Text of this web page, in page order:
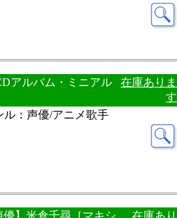
アルバム・ミニアル
在庫ありま
す
ル：声優/アニメ歌手
】米倉千尋［マキシ 在庫あり